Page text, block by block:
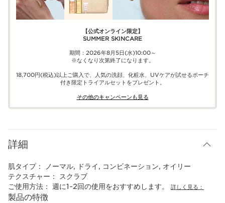
【公式オンライン限定】​​
SUMMER SKINCARE
期間：2026年8月5日(水)10:00～
※なくなり次第終了になります。
18,700円(税込)以上ご購入で、​人気の洗顔、化粧水、UVケアが試せる​ポーチ
付き限定トライアルセットをプレゼント。​
その他のキャンペーンも見る​
詳細
肌タイプ：
ノーマル, ドライ, コンビネーション, オイリー
テクスチャー： スクラブ
ご使用方法： 週に1~2回の使用をおすすめします。 詳しく見る：
製品の特徴